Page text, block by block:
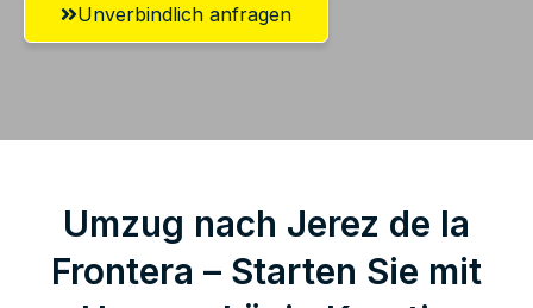
Unverbindlich anfragen
Umzug nach Jerez de la
Frontera – Starten Sie mit